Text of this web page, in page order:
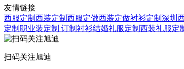
友情链接
西服定制 西装定制 西服定做西装定做衬衫定制 深圳
定制 职业装定制 订制衬衫结婚礼服定制 西装礼服定
扫码关注旭迪